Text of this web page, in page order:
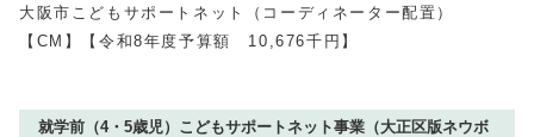
大阪市こどもサポートネット（コーディネーター配置）
【CM】【令和8年度予算額 10,676千円】
就学前（4・5歳児）こどもサポートネット事業（大正区版ネウボ